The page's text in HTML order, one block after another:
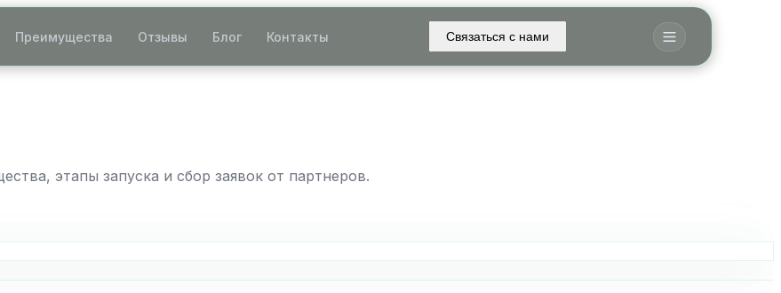
Преимущества Отзывы Блог Контакты Связаться с нами
этапы запуска и сбор заявок от партнеров.